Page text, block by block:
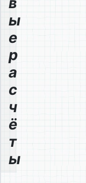
ы
е
р
а
с
ч
ё
т
ы